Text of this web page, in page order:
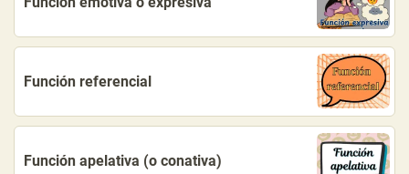
Función referencial
Función apelativa (o conativa)